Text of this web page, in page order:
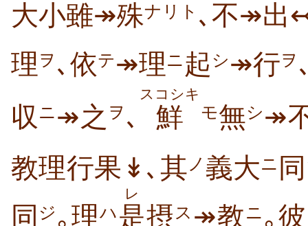
大小雖↠殊ナリト ､不↠出
理 ヲ ､依テ↠理 ニ起 シ↠行ヲ
収 ニ↠之 ヲ ､ 鮮
スコシキ
モ無シ↠
教理行果↡､其 ノ 義大ニ 同
同 ジ ｡理ハ是
レ
摂 ス ↠教ニ ｡彼